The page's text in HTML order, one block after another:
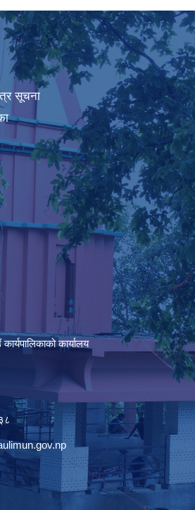
सूचना
कार्यालय